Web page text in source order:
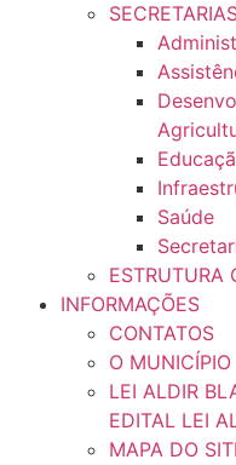
Saúde
ESTRUTURA
INFORMAÇÕES
CONTATOS
O MUNICÍPIO
LEI ALDIR
EDITAL LEI
MAPA DO